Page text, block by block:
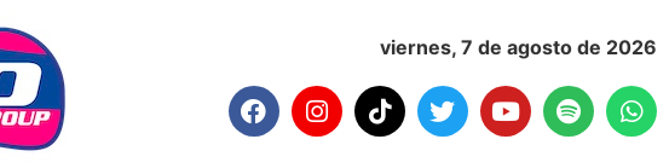
viernes, 7 de agosto de 2026